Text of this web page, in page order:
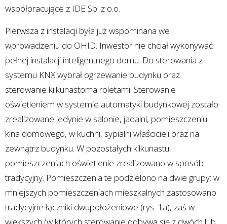
współpracujące z IDE Sp. z o.o.
Pierwsza z instalacji była już wspominana we
wprowadzeniu do OHID. Inwestor nie chciał wykonywać
pełnej instalacji inteligentnego domu. Do sterowania z
systemu KNX wybrał ogrzewanie budynku oraz
sterowanie kilkunastoma roletami. Sterowanie
oświetleniem w systemie automatyki budynkowej zostało
zrealizowane jedynie w salonie, jadalni, pomieszczeniu
kina domowego, w kuchni, sypialni właścicieli oraz na
zewnątrz budynku. W pozostałych kilkunastu
pomieszczeniach oświetlenie zrealizowano w sposób
tradycyjny. Pomieszczenia te podzielono na dwie grupy: w
mniejszych pomieszczeniach mieszkalnych zastosowano
tradycyjne łączniki dwupołożeniowe (rys. 1a), zaś w